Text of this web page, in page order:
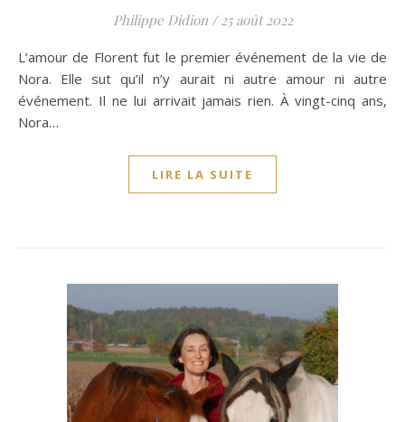
Philippe Didion / 25 août 2022
L’amour de Florent fut le premier événement de la vie de
Nora. Elle sut qu’il n’y aurait ni autre amour ni autre
événement. Il ne lui arrivait jamais rien. À vingt-cinq ans,
Nora…
LIRE LA SUITE